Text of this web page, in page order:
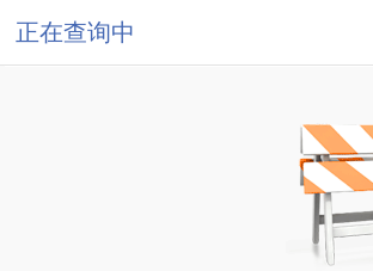
正在查询中